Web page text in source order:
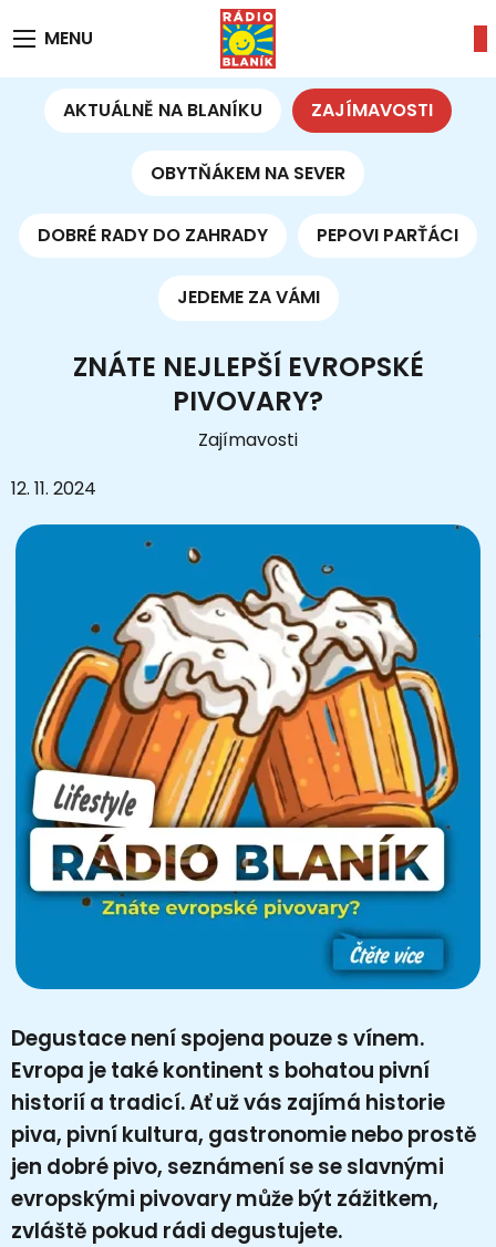
MENU
AKTUÁLNĚ NA BLANÍKU ZAJÍMAVOSTI
OBYTŇÁKEM NA SEVER
DOBRÉ RADY DO ZAHRADY PEPOVI PARŤÁCI
JEDEME ZA VÁMI
ZNÁTE NEJLEPŠÍ EVROPSKÉ
PIVOVARY?
Zajímavosti
12. 11. 2024
Degustace není spojena pouze s vínem.
Evropa je také kontinent s bohatou pivní
historií a tradicí. Ať už vás zajímá historie
piva, pivní kultura, gastronomie nebo prostě
jen dobré pivo, seznámení se se slavnými
evropskými pivovary může být zážitkem,
zvláště pokud rádi degustujete.